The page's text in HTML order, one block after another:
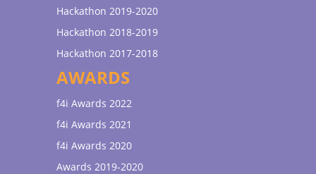
Hackathon 2019-2020
Hackathon 2018-2019
Hackathon 2017-2018
AWARDS
f4i Awards 2022
f4i Awards 2021
f4i Awards 2020
Awards 2019-2020